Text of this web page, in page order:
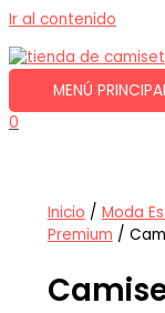
Ir al contenido
MENÚ
0
Inicio / Moda
Premium /